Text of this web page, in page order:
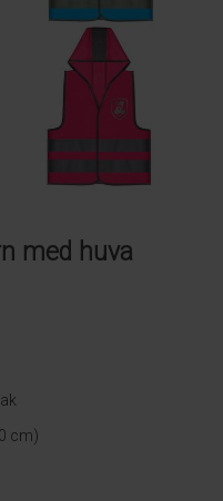
med huva
cm)